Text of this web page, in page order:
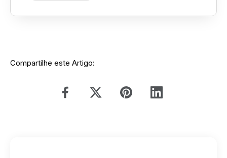
Compartilhe este Artigo: